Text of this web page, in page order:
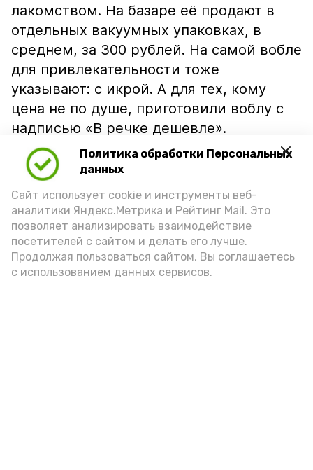
Политика обработки Персональных
данных
Сайт использует cookie и инструменты веб-
аналитики Яндекс.Метрика и Рейтинг Mail. Это
позволяет анализировать взаимодействие
посетителей с сайтом и делать его лучше.
Продолжая пользоваться сайтом, Вы соглашаетесь
с использованием данных сервисов.
лакомством. На базаре её продают в
отдельных вакуумных упаковках, в
среднем, за 300 рублей. На самой вобле
для привлекательности тоже
указывают: с икрой. А для тех, кому
цена не по душе, приготовили воблу с
надписью «В речке дешевле».